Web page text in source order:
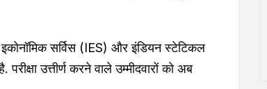
सर्विस (IES) और इंडियन स्टेटिकल
उत्तीर्ण करने वाले उम्मीदवारों को अब